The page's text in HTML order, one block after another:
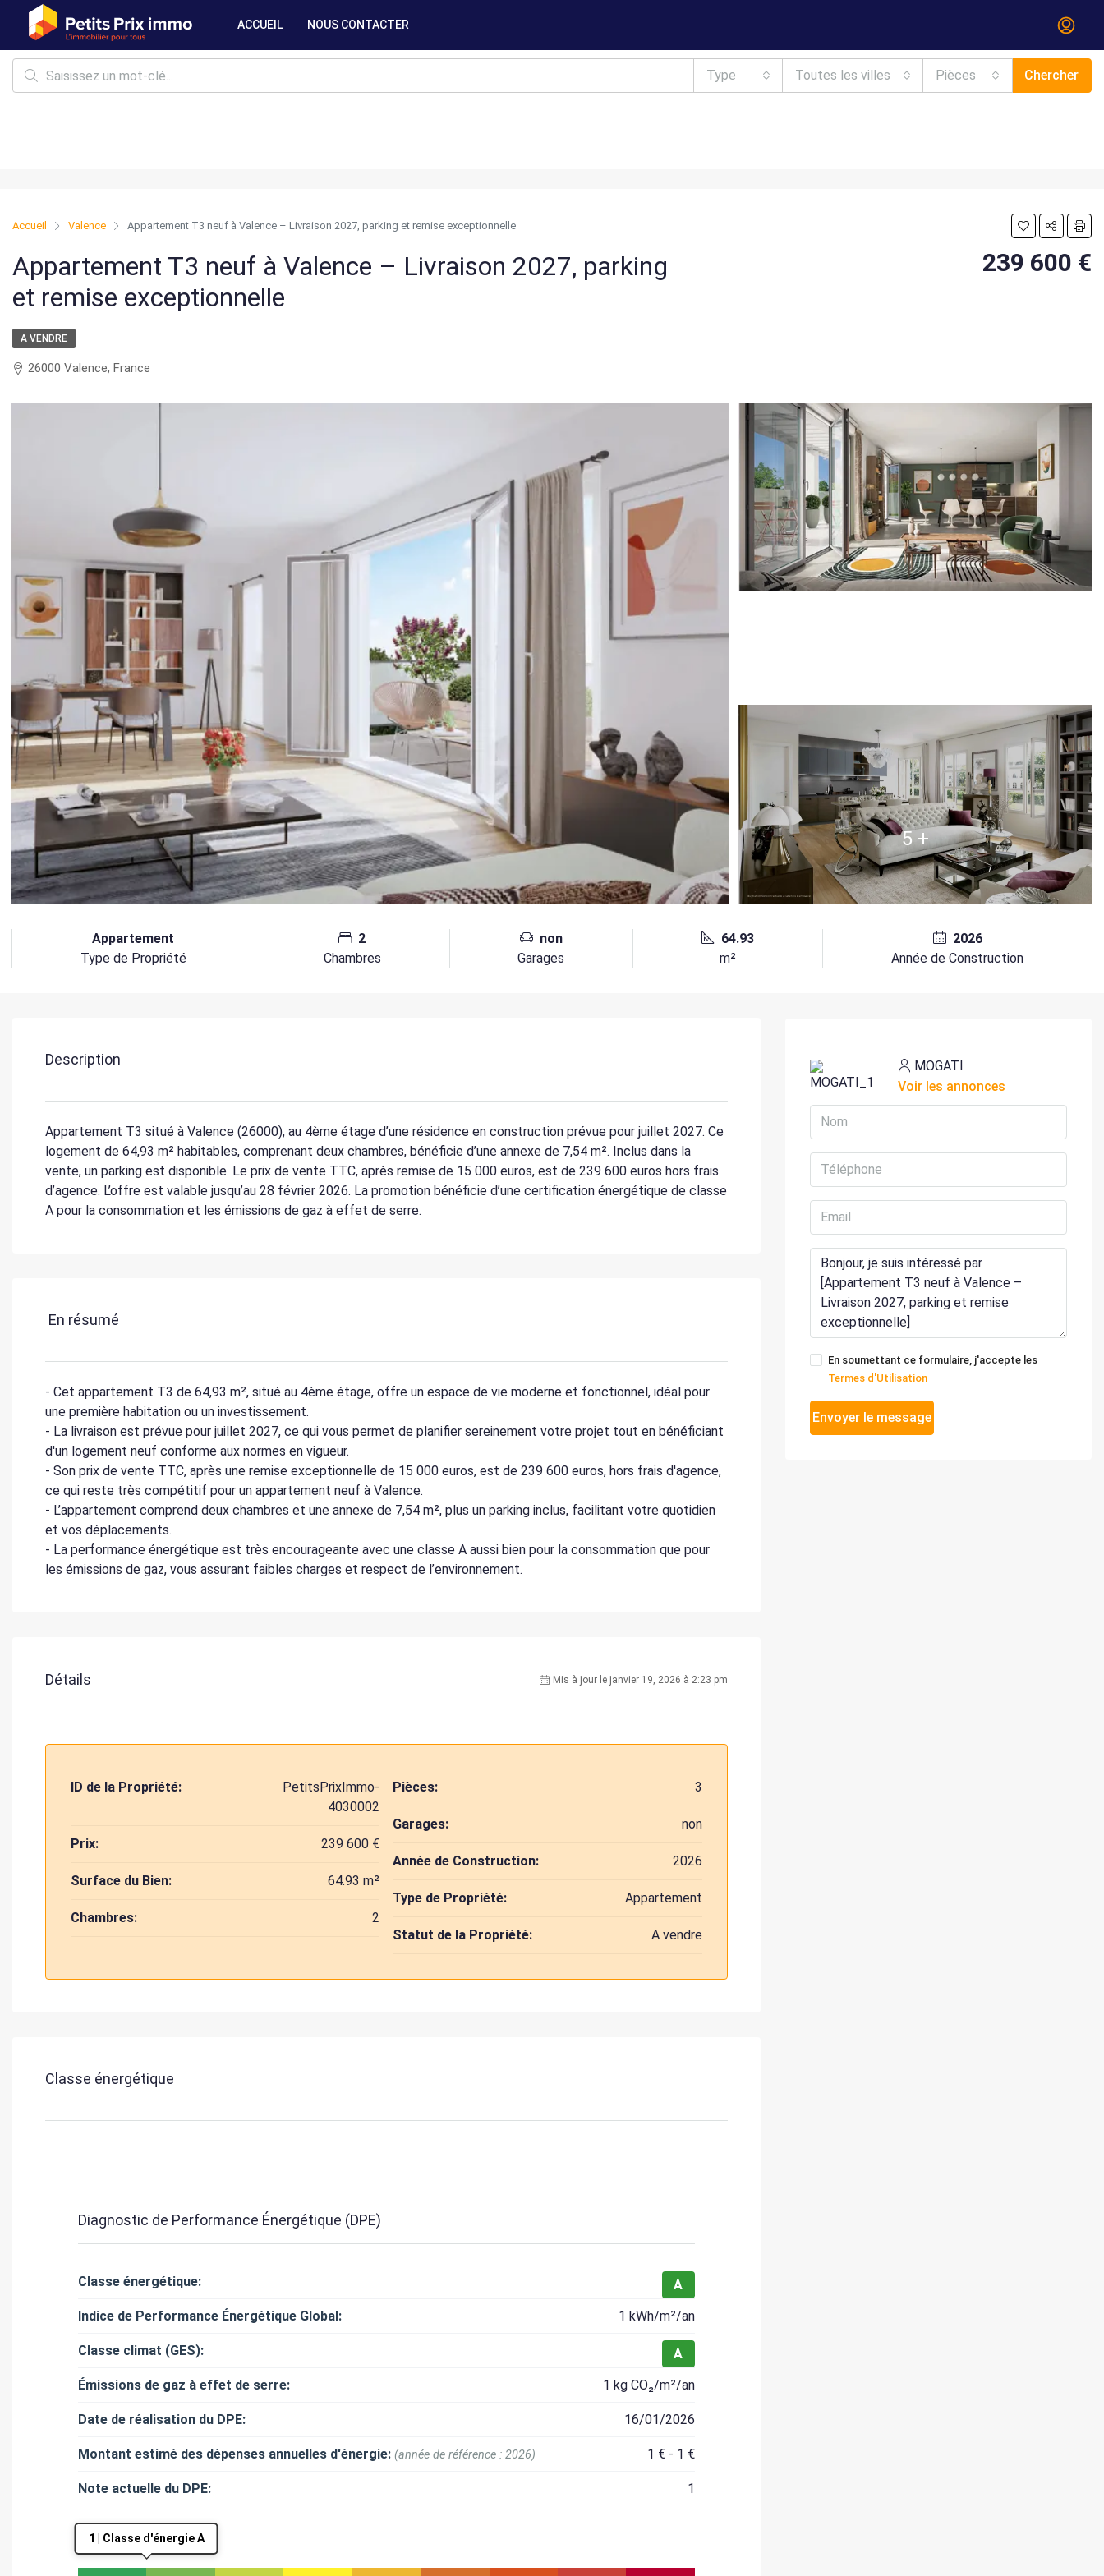
ACCUEIL NOUS CONTACTER
Type Toutes les villes Pièces Chercher
Accueil Valence Appartement T3 neuf à Valence – Livraison 2027, parking et remise exceptionnelle
Appartement T3 neuf à Valence – Livraison 2027, parking
et remise exceptionnelle
239 600 €
A VENDRE
26000 Valence, France
5 +
Appartement
Type de Propriété
2
Chambres
non
Garages
64.93
m²
2026
Année de Construction
Description
Appartement T3 situé à Valence (26000), au 4ème étage d’une résidence en construction prévue pour juillet 2027. Ce
logement de 64,93 m² habitables, comprenant deux chambres, bénéficie d’une annexe de 7,54 m². Inclus dans la
vente, un parking est disponible. Le prix de vente TTC, après remise de 15 000 euros, est de 239 600 euros hors frais
d’agence. L’offre est valable jusqu’au 28 février 2026. La promotion bénéficie d’une certification énergétique de classe
A pour la consommation et les émissions de gaz à effet de serre.
En résumé
- Cet appartement T3 de 64,93 m², situé au 4ème étage, offre un espace de vie moderne et fonctionnel, idéal pour
une première habitation ou un investissement.
- La livraison est prévue pour juillet 2027, ce qui vous permet de planifier sereinement votre projet tout en bénéficiant
d'un logement neuf conforme aux normes en vigueur.
- Son prix de vente TTC, après une remise exceptionnelle de 15 000 euros, est de 239 600 euros, hors frais d'agence,
ce qui reste très compétitif pour un appartement neuf à Valence.
- L’appartement comprend deux chambres et une annexe de 7,54 m², plus un parking inclus, facilitant votre quotidien
et vos déplacements.
- La performance énergétique est très encourageante avec une classe A aussi bien pour la consommation que pour
les émissions de gaz, vous assurant faibles charges et respect de l’environnement.
Détails Mis à jour le janvier 19, 2026 à 2:23 pm
ID de la Propriété:
PetitsPrixImmo-
4030002
Prix: 239 600 €
Surface du Bien: 64.93 m²
Chambres: 2
Pièces: 3
Garages: non
Année de Construction: 2026
Type de Propriété: Appartement
Statut de la Propriété: A vendre
Classe énergétique
Diagnostic de Performance Énergétique (DPE)
Classe énergétique:
A
Indice de Performance Énergétique Global:
1 kWh/m²/an
Classe climat (GES):
A
Émissions de gaz à effet de serre:
1 kg CO₂/m²/an
Date de réalisation du DPE: 16/01/2026
Montant estimé des dépenses annuelles d'énergie: 1 € - 1 €
(année de référence : 2026)
Note actuelle du DPE: 1
1 | Classe d'énergie A
MOGATI
Voir les annonces
En soumettant ce formulaire, j'accepte les
Termes d'Utilisation
Envoyer le message